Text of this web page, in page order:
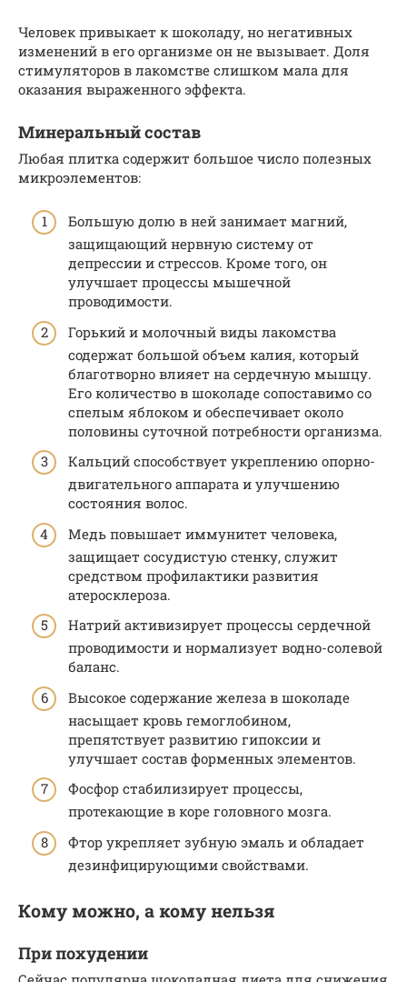
Человек привыкает к шоколаду, но негативных
изменений в его организме он не вызывает. Доля
стимуляторов в лакомстве слишком мала для
оказания выраженного эффекта.
Минеральный состав
Любая плитка содержит большое число полезных
микроэлементов:
Большую долю в ней занимает магний,
защищающий нервную систему от
депрессии и стрессов. Кроме того, он
улучшает процессы мышечной
проводимости.
Горький и молочный виды лакомства
содержат большой объем калия, который
благотворно влияет на сердечную мышцу.
Его количество в шоколаде сопоставимо со
спелым яблоком и обеспечивает около
половины суточной потребности организма.
Кальций способствует укреплению опорно-
двигательного аппарата и улучшению
состояния волос.
Медь повышает иммунитет человека,
защищает сосудистую стенку, служит
средством профилактики развития
атеросклероза.
Натрий активизирует процессы сердечной
проводимости и нормализует водно-солевой
баланс.
Высокое содержание железа в шоколаде
насыщает кровь гемоглобином,
препятствует развитию гипоксии и
улучшает состав форменных элементов.
Фосфор стабилизирует процессы,
протекающие в коре головного мозга.
Фтор укрепляет зубную эмаль и обладает
дезинфицирующими свойствами.
Кому можно, а кому нельзя
При похудении